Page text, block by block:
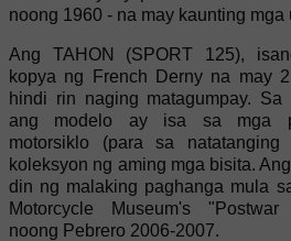
noong 1960 - na may kaunting mga
Ang TAHON (SPORT 125),
kopya ng French Derny na may
hindi rin naging matagumpay.
ang modelo ay isa sa mga
motorsiklo (para sa
koleksyon ng aming mga bisita.
din ng malaking paghanga mula
Motorcycle Museum's
noong Pebrero 2006-2007.